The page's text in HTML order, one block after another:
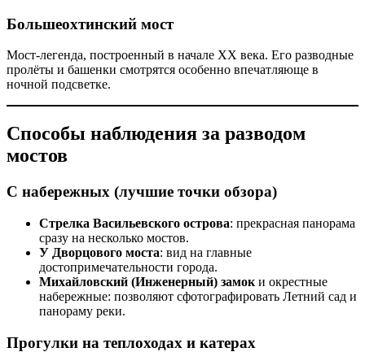
Большеохтинский мост
Мост-легенда, построенный в начале XX века. Его разводные
пролёты и башенки смотрятся особенно впечатляюще в
ночной подсветке.
Способы наблюдения за разводом
мостов
С набережных (лучшие точки обзора)
Стрелка Васильевского острова: прекрасная панорама
сразу на несколько мостов.
У Дворцового моста: вид на главные
достопримечательности города.
Михайловский (Инженерный) замок и окрестные
набережные: позволяют сфотографировать Летний сад и
панораму реки.
Прогулки на теплоходах и катерах